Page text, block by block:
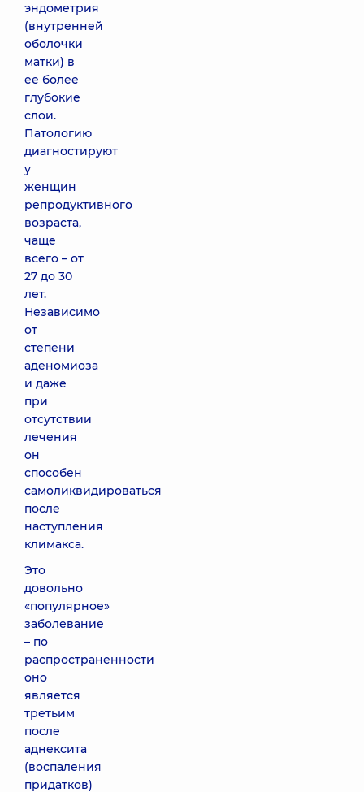
эндометрия
(внутренней
оболочки
матки) в
ее более
глубокие
слои.
Патологию
диагностируют
у
женщин
репродуктивного
возраста,
чаще
всего – от
27 до 30
лет.
Независимо
от
степени
аденомиоза
и даже
при
отсутствии
лечения
он
способен
самоликвидироваться
после
наступления
климакса.
Это
довольно
«популярное»
заболевание
– по
распространенности
оно
является
третьим
после
аднексита
(воспаления
придатков)